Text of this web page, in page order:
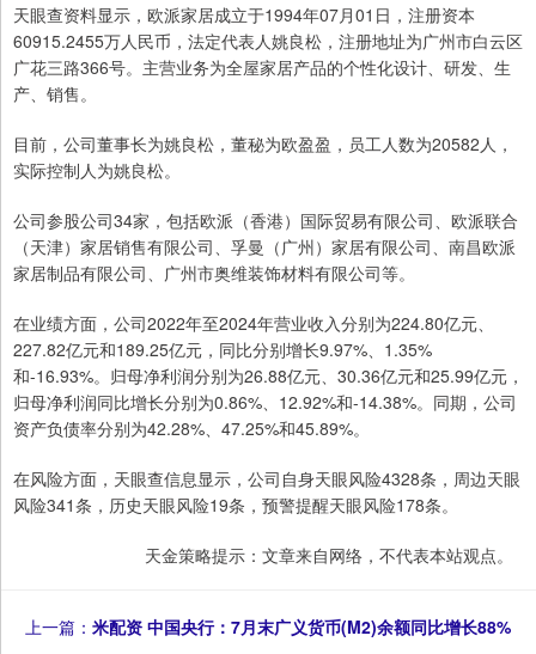
天眼查资料显示，欧派家居成立于1994年07月01日，注册资本
60915.2455万人民币，法定代表人姚良松，注册地址为广州市白云区
广花三路366号。主营业务为全屋家居产品的个性化设计、研发、生
产、销售。
目前，公司董事长为姚良松，董秘为欧盈盈，员工人数为20582人，
实际控制人为姚良松。
公司参股公司34家，包括欧派（香港）国际贸易有限公司、欧派联合
（天津）家居销售有限公司、孚曼（广州）家居有限公司、南昌欧派
家居制品有限公司、广州市奥维装饰材料有限公司等。
在业绩方面，公司2022年至2024年营业收入分别为224.80亿元、
227.82亿元和189.25亿元，同比分别增长9.97%、1.35%
和-16.93%。归母净利润分别为26.88亿元、30.36亿元和25.99亿元，
归母净利润同比增长分别为0.86%、12.92%和-14.38%。同期，公司
资产负债率分别为42.28%、47.25%和45.89%。
在风险方面，天眼查信息显示，公司自身天眼风险4328条，周边天眼
风险341条，历史天眼风险19条，预警提醒天眼风险178条。
天金策略提示：文章来自网络，不代表本站观点。
上一篇： 米配资 中国央行：7月末广义货币(M2)余额同比增长88%